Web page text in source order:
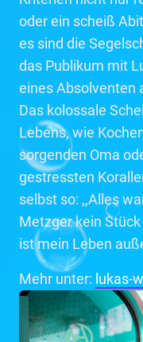
oder ein scheiß
es sind die
das Publikum mit
eines Absolventen
Das kolossale
Lebens, wie
sorgenden Oma
gestressten
selbst so: ,,Alles
Metzger kein
ist mein Leben
Mehr unter: lukas-